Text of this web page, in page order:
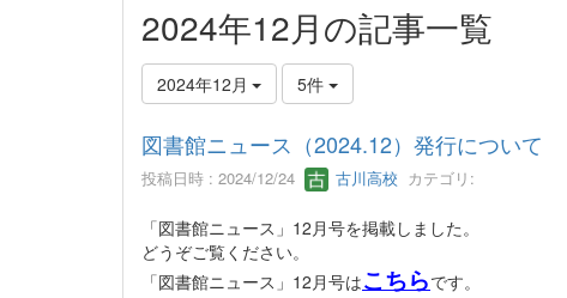
2024年12月の記事一覧
2024年12月 5件
図書館ニュース（2024.12）発行について
投稿日時 : 2024/12/24 古川高校 カテゴリ:
「図書館ニュース」12月号を掲載しました。
どうぞご覧ください。
「図書館ニュース」12月号はこちらです。